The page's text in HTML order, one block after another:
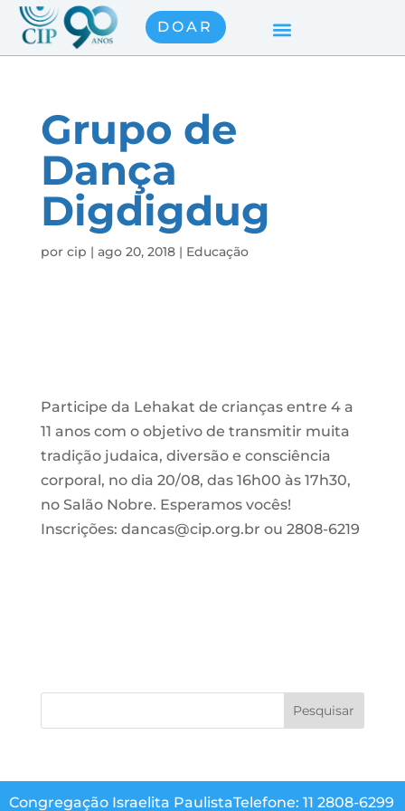
DOAR
Grupo de
Dança
Digdigdug
por cip | ago 20, 2018| Educação
Participe da Lehakat de crianças entre 4 a
11 anos com o objetivo de transmitir muita
tradição judaica, diversão e consciência
corporal, no dia 20/08, das 16h00 às 17h30,
no Salão Nobre. Esperamos vocês!
Inscrições: dancas@cip.org.br ou 2808-6219
Congregação Israelita PaulistaTelefone: 11 2808-6299